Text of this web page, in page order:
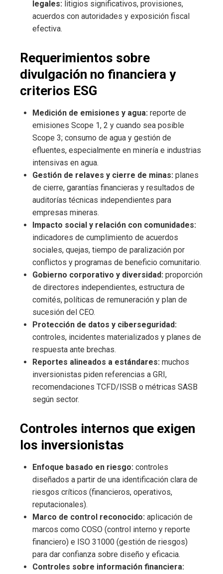
legales: litigios significativos, provisiones,
acuerdos con autoridades y exposición fiscal
efectiva.
Requerimientos sobre
divulgación no financiera y
criterios ESG
Medición de emisiones y agua: reporte de
emisiones Scope 1, 2 y cuando sea posible
Scope 3; consumo de agua y gestión de
efluentes, especialmente en minería e industrias
intensivas en agua.
Gestión de relaves y cierre de minas: planes
de cierre, garantías financieras y resultados de
auditorías técnicas independientes para
empresas mineras.
Impacto social y relación con comunidades:
indicadores de cumplimiento de acuerdos
sociales, quejas, tiempo de paralización por
conflictos y programas de beneficio comunitario.
Gobierno corporativo y diversidad: proporción
de directores independientes, estructura de
comités, políticas de remuneración y plan de
sucesión del CEO.
Protección de datos y ciberseguridad:
controles, incidentes materializados y planes de
respuesta ante brechas.
Reportes alineados a estándares: muchos
inversionistas piden referencias a GRI,
recomendaciones TCFD/ISSB o métricas SASB
según sector.
Controles internos que exigen
los inversionistas
Enfoque basado en riesgo: controles
diseñados a partir de una identificación clara de
riesgos críticos (financieros, operativos,
reputacionales).
Marco de control reconocido: aplicación de
marcos como COSO (control interno y reporte
financiero) e ISO 31000 (gestión de riesgos)
para dar confianza sobre diseño y eficacia.
Controles sobre información financiera: